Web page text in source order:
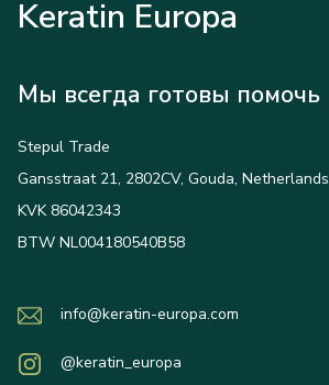
Keratin Europa
Мы всегда готовы помочь
Stepul Trade
Gansstraat 21, 2802CV, Gouda, Netherlands
KVK 86042343
BTW NL004180540B58
info@keratin-europa.com
@keratin_europa